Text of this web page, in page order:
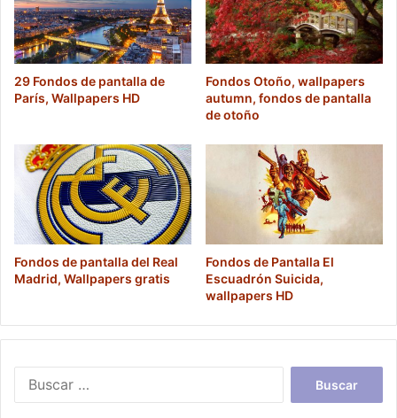
29 Fondos de pantalla de
París, Wallpapers HD
Fondos Otoño, wallpapers
autumn, fondos de pantalla
de otoño
Fondos de pantalla del Real
Madrid, Wallpapers gratis
Fondos de Pantalla El
Escuadrón Suicida,
wallpapers HD